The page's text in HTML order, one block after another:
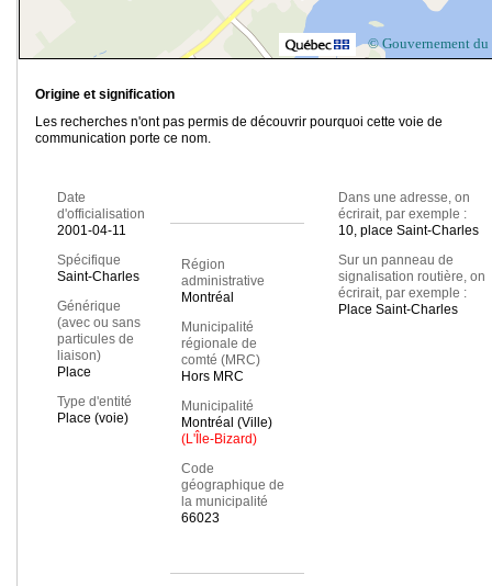
© Gouvernement du
Origine et signification
Les recherches n'ont pas permis de découvrir pourquoi cette voie de
communication porte ce nom.
Date
d'officialisation
2001-04-11
Spécifique
Saint-Charles
Générique
(avec ou sans
particules de
liaison)
Place
Type d'entité
Place (voie)
Région
administrative
Montréal
Municipalité
régionale de
comté (MRC)
Hors MRC
Municipalité
Montréal (Ville)
(L'Île-Bizard)
Code
géographique de
la municipalité
66023
Dans une adresse, on
écrirait, par exemple :
10, place Saint-Charles
Sur un panneau de
signalisation routière, on
écrirait, par exemple :
Place Saint-Charles